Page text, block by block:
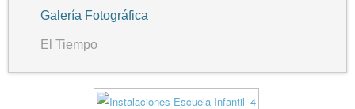
Galería Fotográfica
El Tiempo